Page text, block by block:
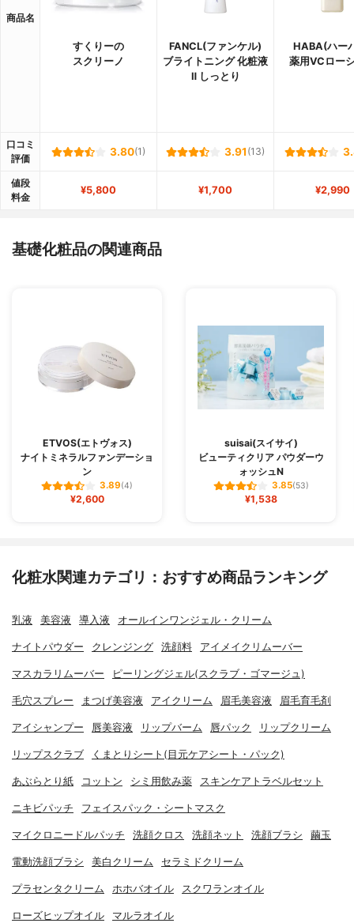
商品名
すくりーの
スクリーノ
FANCL(ファンケル)
ブライトニング 化粧液
Ⅱ しっとり
HABA(ハー
薬用VCロー
口コミ
評価
3.80(1) 3.91 (13)
値段
料金
¥5,800 ¥1,700 ¥2,990
基礎化粧品の関連商品
ETVOS(エトヴォス)
ナイトミネラルファンデーショ
ン
3.89(4)
¥2,600
suisai(スイサイ)
ビューティクリア パウダーウ
ォッシュN
3.85(53)
¥1,538
化粧水関連カテゴリ：おすすめ商品ランキング
乳液 美容液 導入液 オールインワンジェル・クリーム
ナイトパウダー クレンジング 洗顔料 アイメイクリムーバー
マスカラリムーバー ピーリングジェル(スクラブ・ゴマージュ)
毛穴スプレー まつげ美容液 アイクリーム 眉毛美容液 眉毛育毛剤
アイシャンプー 唇美容液 リップバーム 唇パック リップクリーム
リップスクラブ くまとりシート(目元ケアシート・パック)
あぶらとり紙 コットン シミ用飲み薬 スキンケアトラベルセット
ニキビパッチ フェイスパック・シートマスク
マイクロニードルパッチ 洗顔クロス 洗顔ネット 洗顔ブラシ 繭玉
電動洗顔ブラシ 美白クリーム セラミドクリーム
プラセンタクリーム ホホバオイル スクワランオイル
ローズヒップオイル マルラオイル